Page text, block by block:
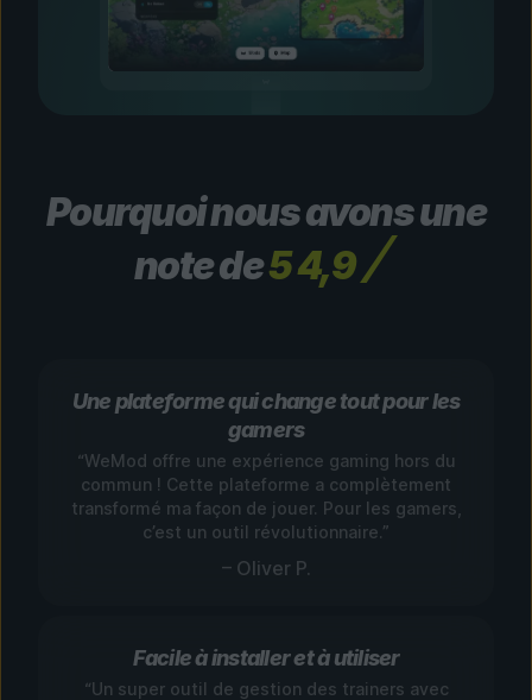
Pourquoi nous avons une
note de5 4,9
Une plateforme qui change tout pour les
gamers
“WeMod offre une expérience gaming hors du
commun ! Cette plateforme a complètement
transformé ma façon de jouer. Pour les gamers,
c’est un outil révolutionnaire.”
– Oliver P.
Facile à installer et à utiliser
“Un super outil de gestion des trainers avec